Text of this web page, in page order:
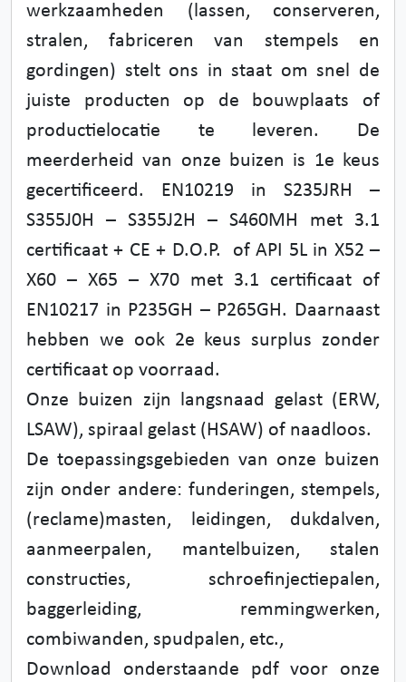
werkzaamheden (lassen, conserveren,
stralen, fabriceren van stempels en
gordingen) stelt ons in staat om snel de
juiste producten op de bouwplaats of
productielocatie te leveren. De
meerderheid van onze buizen is 1e keus
gecertificeerd. EN10219 in S235JRH –
S355J0H – S355J2H – S460MH met 3.1
certificaat + CE + D.O.P. of API 5L in X52 –
X60 – X65 – X70 met 3.1 certificaat of
EN10217 in P235GH – P265GH. Daarnaast
hebben we ook 2e keus surplus zonder
certificaat op voorraad.
Onze buizen zijn langsnaad gelast (ERW,
LSAW), spiraal gelast (HSAW) of naadloos.
De toepassingsgebieden van onze buizen
zijn onder andere: funderingen, stempels,
(reclame)masten, leidingen, dukdalven,
aanmeerpalen, mantelbuizen, stalen
constructies, schroefinjectiepalen,
baggerleiding, remmingwerken,
combiwanden, spudpalen, etc.,
Download onderstaande pdf voor onze